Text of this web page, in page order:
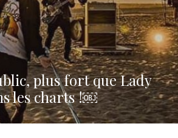
plus fort que Lady
les charts !￼